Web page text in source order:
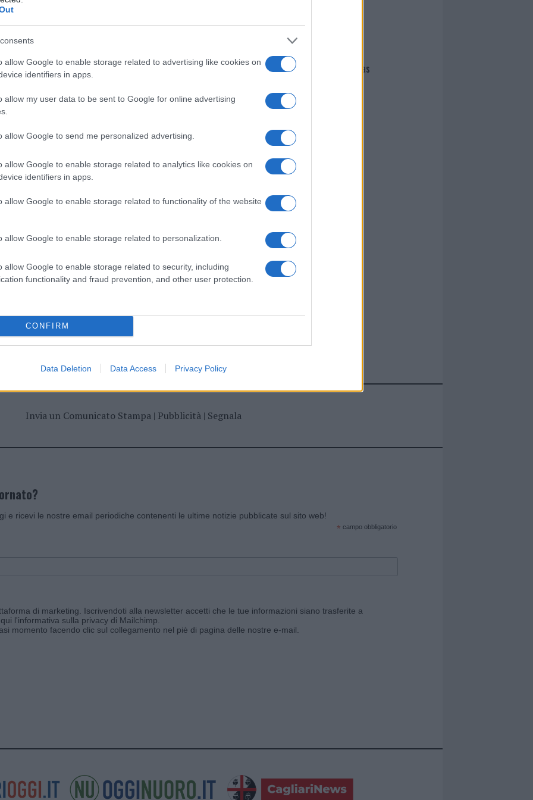
allow Google to enable storage related to advertising like cookies on
identifiers in apps.
allow my user data to be sent to Google for online advertising
allow Google to send me personalized advertising.
allow Google to enable storage related to analytics like cookies on
identifiers in apps.
allow Google to enable storage related to functionality of the website
allow Google to enable storage related to personalization.
allow Google to enable storage related to security, including
functionality and fraud prevention, and other user protection.
CONFIRM
Data Deletion Data Access Privacy Policy
Cannigione
Notizie Arzachena
di GalluraOggi.it
i tuoi video e le tue foto
+39 345 356 7512
news da
Prossimo articolo
Giovannimaria Cabras
Invia un Comunicato Stampa| Pubblicità| Segnala
e ricevi le nostre email periodiche contenenti le ultime notizie pubblicate sul sito web!
* campo obbligatorio
di marketing. Iscrivendoti alla newsletter accetti che le tue informazioni siano trasferite a
l'informativa sulla privacy di Mailchimp
momento facendo clic sul collegamento nel piè di pagina delle nostre e-mail.